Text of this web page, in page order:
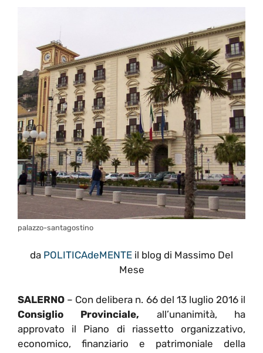
palazzo-santagostino
da POLITICAdeMENTE il blog di Massimo Del
Mese
SALERNO – Con delibera n. 66 del 13 luglio 2016 il
Consiglio Provinciale, all’unanimità, ha
approvato il Piano di riassetto organizzativo,
economico, finanziario e patrimoniale della